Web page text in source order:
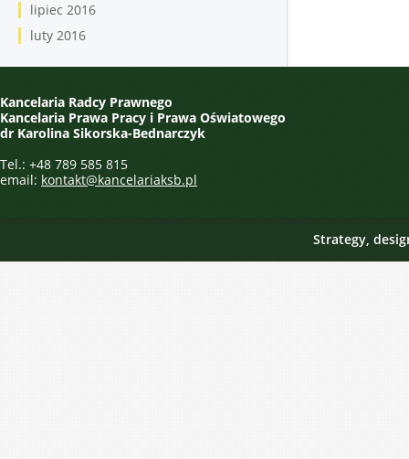
lipiec 2016
luty 2016
Kancelaria Radcy Prawnego
Kancelaria Prawa Pracy i Prawa Oświatowego
dr Karolina Sikorska-Bednarczyk
Tel.: +48 789 585 815
email: kontakt@kancelariaksb.pl
Strategy,